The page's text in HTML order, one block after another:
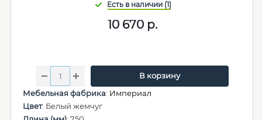
10 670р.
В корзину
Мебельная фабрика: Империал
Цвет: Белый жемчуг